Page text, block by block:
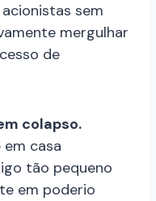
sem
mergulhar
de
colapso.
casa
tão pequeno
em poderio